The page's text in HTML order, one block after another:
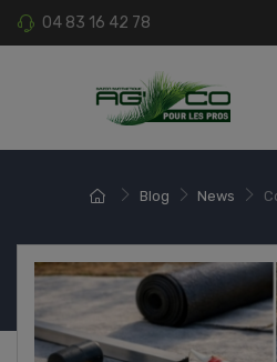
04 83 16 42 78
Blog News